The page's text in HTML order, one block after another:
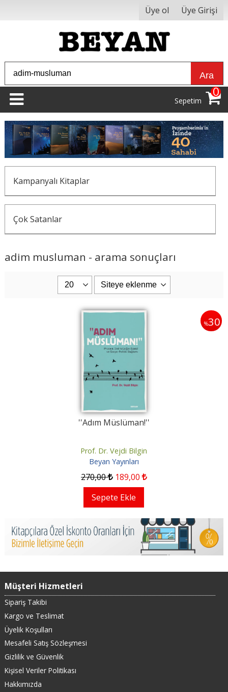
Üye ol Üye Girişi
Ara
Sepetim
0
Kampanyalı Kitaplar
Çok Satanlar
adim musluman - arama sonuçları
%30
''Adım Müslüman!''
Prof. Dr. Vejdi Bilgin
Beyan Yayınları
270,00 189,00
Sepete Ekle
Müşteri Hizmetleri
Sipariş Takibi
Kargo ve Teslimat
Üyelik Koşulları
Mesafeli Satış Sözleşmesi
Gizlilik ve Güvenlik
Kişisel Veriler Politikası
Hakkımızda